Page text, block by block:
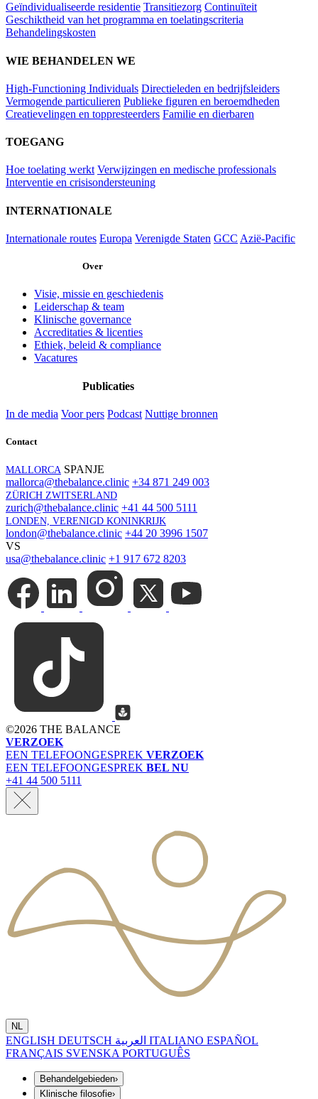
Geïndividualiseerde residentie Transitiezorg Continuïteit
Geschiktheid van het programma en toelatingscriteria
Behandelingskosten
WIE BEHANDELEN WE
High-Functioning Individuals Directieleden en bedrijfsleiders
Vermogende particulieren Publieke figuren en beroemdheden
Creatievelingen en toppresteerders Familie en dierbaren
TOEGANG
Hoe toelating werkt Verwijzingen en medische professionals
Interventie en crisisondersteuning
INTERNATIONALE
Internationale routes Europa Verenigde Staten GCC Azië-Pacific
Over
Visie, missie en geschiedenis
Leiderschap & team
Klinische governance
Accreditaties & licenties
Ethiek, beleid & compliance
Vacatures
Publicaties
In de media Voor pers Podcast Nuttige bronnen
Contact
MALLORCA SPANJE
mallorca@thebalance.clinic +34 871 249 003
ZÜRICH ZWITSERLAND
zurich@thebalance.clinic +41 44 500 5111
LONDEN, VERENIGD KONINKRIJK
london@thebalance.clinic +44 20 3996 1507
VS
usa@thebalance.clinic +1 917 672 8203
©2026 THE BALANCE
VERZOEK
EEN TELEFOONGESPREK VERZOEK
EEN TELEFOONGESPREK BEL NU
+41 44 500 5111
NL
ENGLISH DEUTSCH ITALIANO ESPAÑOL
FRANÇAIS SVENSKA PORTUGUÊS
Behandelgebieden›
Klinische filosofie›